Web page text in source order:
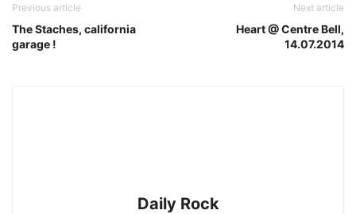
Previous article
The Staches, california
garage !
Next article
Heart @ Centre Bell,
14.07.2014
Daily Rock